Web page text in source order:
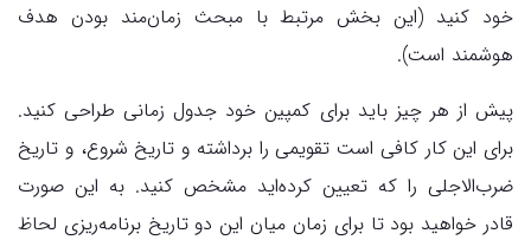
خود کنید (این بخش مرتبط با مبحث زمان‌مند بودن هدف
هوشمند است).
پیش از هر چیز باید برای کمپین خود جدول زمانی طراحی کنید.
برای این کار کافی است تقویمی را برداشته و تاریخ شروع، و تاریخ
ضرب‌الاجلی را که تعیین کرده‌اید مشخص کنید. به این صورت
قادر خواهید بود تا برای زمان میان این دو تاریخ برنامه‌ریزی لحاظ